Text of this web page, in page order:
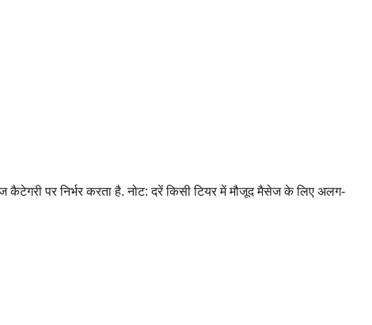
पर निर्भर करता है. नोट: दरें किसी टियर में मौजूद मैसेज के लिए अलग-